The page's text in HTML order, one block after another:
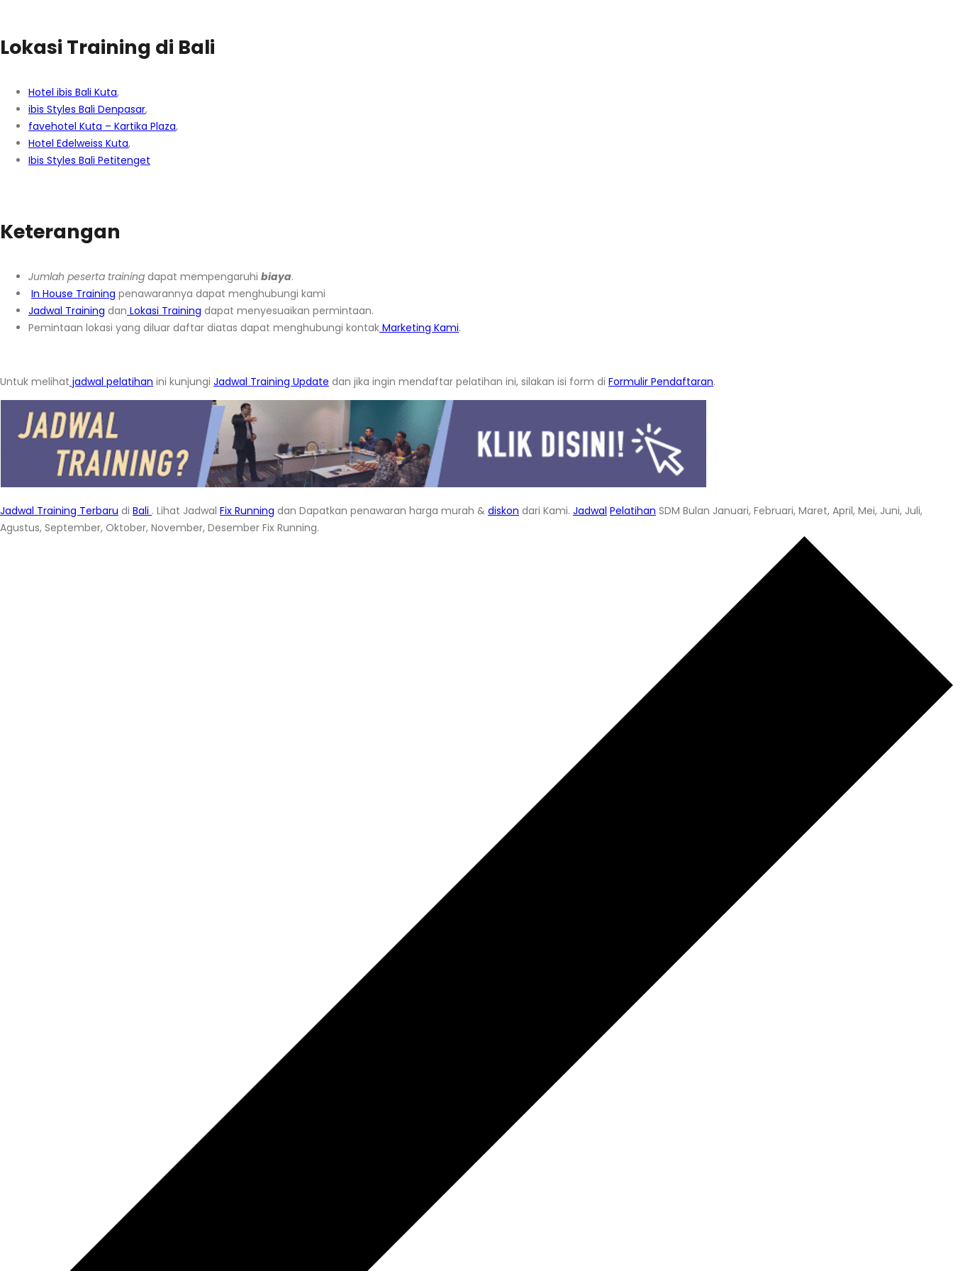
Lokasi Training di Bali
Hotel ibis Bali Kuta,
ibis Styles Bali Denpasar,
favehotel Kuta – Kartika Plaza,
Hotel Edelweiss Kuta,
Ibis Styles Bali Petitenget
Keterangan
Jumlah peserta training dapat mempengaruhi biaya.
In House Training penawarannya dapat menghubungi kami
Jadwal Training dan Lokasi Training dapat menyesuaikan permintaan.
Pemintaan lokasi yang diluar daftar diatas dapat menghubungi kontak Marketing Kami.
Untuk melihat jadwal pelatihan ini kunjungi Jadwal Training Update dan jika ingin mendaftar pelatihan ini, silakan isi form di Formulir Pendaftaran.
Jadwal Training Terbaru di Bali . Lihat Jadwal Fix Running dan Dapatkan penawaran harga murah & diskon dari Kami. Jadwal Pelatihan SDM Bulan Januari, Februari, Maret, April, Mei, Juni, Juli,
Agustus, September, Oktober, November, Desember Fix Running.